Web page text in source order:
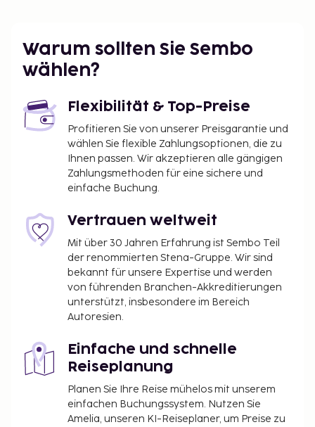
Warum sollten Sie Sembo
wählen?
Flexibilität & Top-Preise
Profitieren Sie von unserer Preisgarantie und
wählen Sie flexible Zahlungsoptionen, die zu
Ihnen passen. Wir akzeptieren alle gängigen
Zahlungsmethoden für eine sichere und
einfache Buchung.
Vertrauen weltweit
Mit über 30 Jahren Erfahrung ist Sembo Teil
der renommierten Stena-Gruppe. Wir sind
bekannt für unsere Expertise und werden
von führenden Branchen-Akkreditierungen
unterstützt, insbesondere im Bereich
Autoresien.
Einfache und schnelle
Reiseplanung
Planen Sie Ihre Reise mühelos mit unserem
einfachen Buchungssystem. Nutzen Sie
Amelia, unseren KI-Reiseplaner, um Preise zu